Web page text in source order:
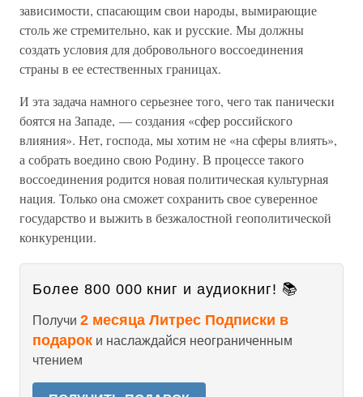
зависимости, спасающим свои народы, вымирающие
столь же стремительно, как и русские. Мы должны
создать условия для добровольного воссоединения
страны в ее естественных границах.
И эта задача намного серьезнее того, чего так панически
боятся на Западе, — создания «сфер российского
влияния». Нет, господа, мы хотим не «на сферы влиять»,
а собрать воедино свою Родину. В процессе такого
воссоединения родится новая политическая культурная
нация. Только она сможет сохранить свое суверенное
государство и выжить в безжалостной геополитической
конкуренции.
Более 800 000 книг и аудиокниг! 📚
Получи 2 месяца Литрес Подписки в
подарок и наслаждайся неограниченным
чтением